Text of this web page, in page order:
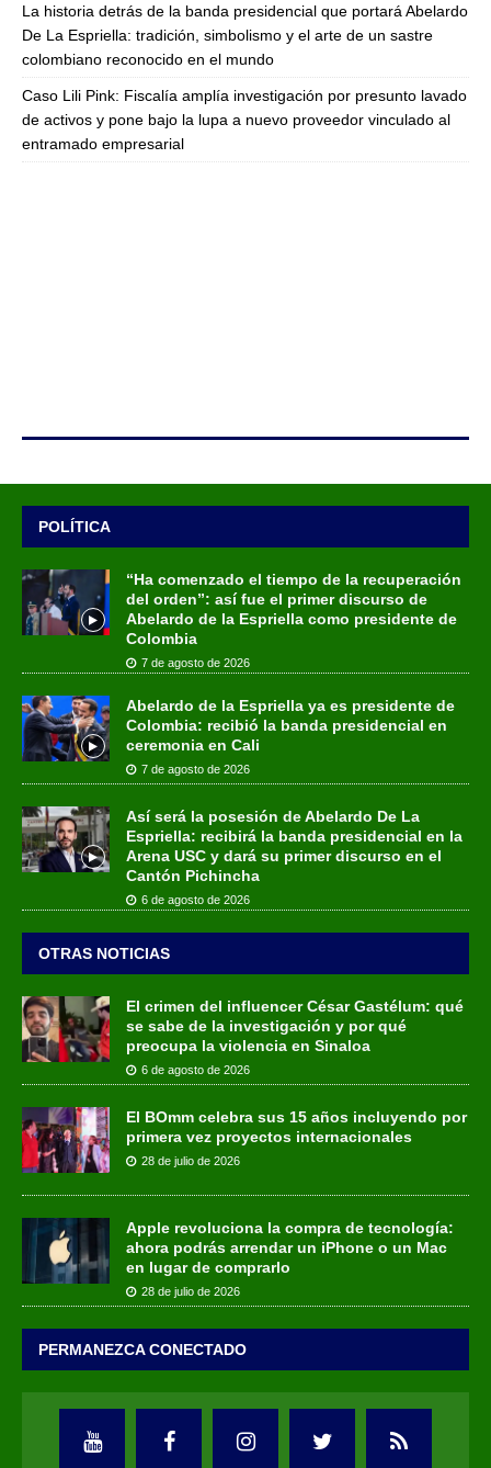
La historia detrás de la banda presidencial que portará Abelardo
De La Espriella: tradición, simbolismo y el arte de un sastre
colombiano reconocido en el mundo
Caso Lili Pink: Fiscalía amplía investigación por presunto lavado
de activos y pone bajo la lupa a nuevo proveedor vinculado al
entramado empresarial
POLÍTICA
“Ha comenzado el tiempo de la recuperación
del orden”: así fue el primer discurso de
Abelardo de la Espriella como presidente de
Colombia
7 de agosto de 2026
Abelardo de la Espriella ya es presidente de
Colombia: recibió la banda presidencial en
ceremonia en Cali
7 de agosto de 2026
Así será la posesión de Abelardo De La
Espriella: recibirá la banda presidencial en la
Arena USC y dará su primer discurso en el
Cantón Pichincha
6 de agosto de 2026
OTRAS NOTICIAS
El crimen del influencer César Gastélum: qué
se sabe de la investigación y por qué
preocupa la violencia en Sinaloa
6 de agosto de 2026
El BOmm celebra sus 15 años incluyendo por
primera vez proyectos internacionales
28 de julio de 2026
Apple revoluciona la compra de tecnología:
ahora podrás arrendar un iPhone o un Mac
en lugar de comprarlo
28 de julio de 2026
PERMANEZCA CONECTADO